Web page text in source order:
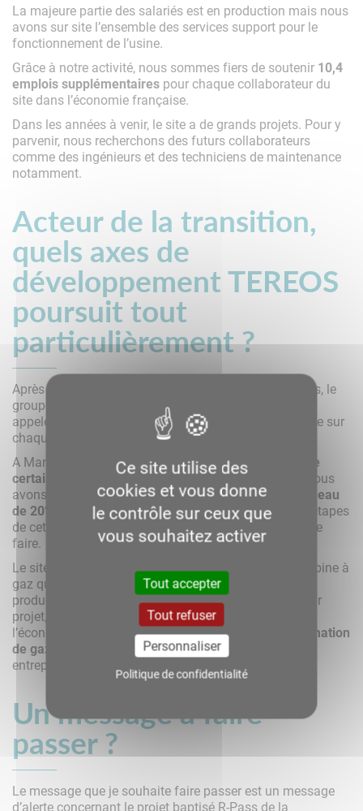
La majeure partie des salariés est en production mais nous
avons sur site l’ensemble des services support pour le
fonctionnement de l’usine.
Grâce à notre activité, nous sommes fiers de soutenir 10,4
emplois supplémentaires pour chaque collaborateur du
site dans l’économie française.
Dans les années à venir, le site a de grands projets. Pour y
parvenir, nous recherchons des futurs collaborateurs
comme des ingénieurs et des techniciens de maintenance
notamment.
Acteur de la transition,
quels axes de
développement TEREOS
poursuit tout
particulièrement ?
Après un premier plan d’engagement RSE sur cinq ans, le
groupe a initié début 2022 un nouveau plan durabilité
appelé «
», une stratégie globale qui porte sur
chaque dimension de notre activité.
A Marckolsheim, nous déployons la décarbonation de
certains process par l’électrification.Depuis 2022, nous
avons pour objectif de réduire notre consommation d’eau
de 20%
d’ici 5 ans. Nous avons atteint les premières étapes
de cet objectif et nous continuerons chaque année à le
faire.
Le site de Marckolsheim dispose également d’une turbine à
gaz qui permet de compenser les fluctuations de
production d’énergie verte du réseau. Nous avons pour
projet, en lien avec Jungbunzlauer et dans le cadre de
l’économie circulaire, de diminuer de30% la consommation
de gaz
pour la production de chaleur de nos deux
entreprises.
Un message à faire
passer ?
Le message que je souhaite faire passer est un message
d’alerte concernant le projet baptisé R-Pass de la
Ce site utilise des
cookies et vous donne
le contrôle sur ceux que
vous souhaitez activer
Tout accepter
Tout refuser
Personnaliser
Politique de confidentialité